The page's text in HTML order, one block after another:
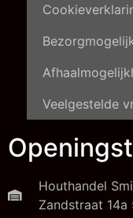
Veelgestelde
Houthandel
Zandstraat 14a